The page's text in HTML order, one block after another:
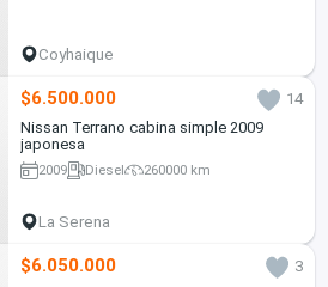
Coyhaique
$6.500.000
14
Nissan Terrano cabina simple 2009
japonesa
2009 Diesel 260000 km
La Serena
$6.050.000
3